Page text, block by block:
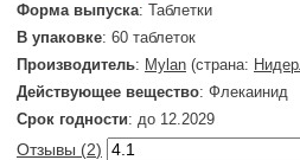
Форма выпуска: Таблетки
В упаковке: 60 таблеток
Производитель: Mylan (страна:
Действующее вещество: Флекаинид
Срок годности: до 12.2029
Отзывы (2)